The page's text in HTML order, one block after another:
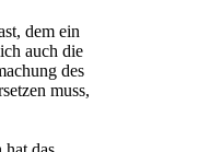
dem ein
auch die
des
muss,